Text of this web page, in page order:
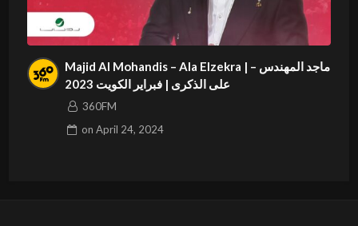
Majid Al Mohandis – Ala Elzekra | ماجد المهندس –
على الذكرى | فبراير الكويت 2023
360FM
onApril 24, 2024